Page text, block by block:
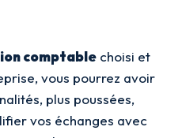
comptable choisi et
vous pourrez avoir
plus poussées,
vos échanges avec